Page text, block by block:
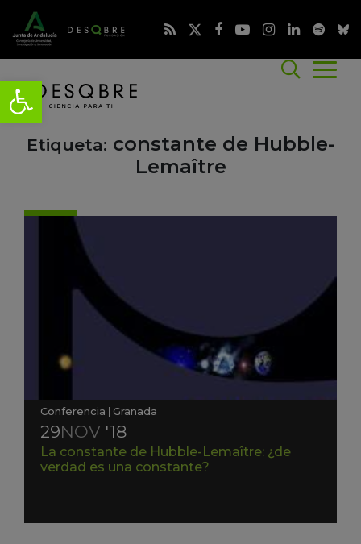
Etiqueta: constante de Hubble-
Lemaître
Conferencia | Granada
29NOV '18
La constante de Hubble-Lemaître: ¿de
verdad es una constante?